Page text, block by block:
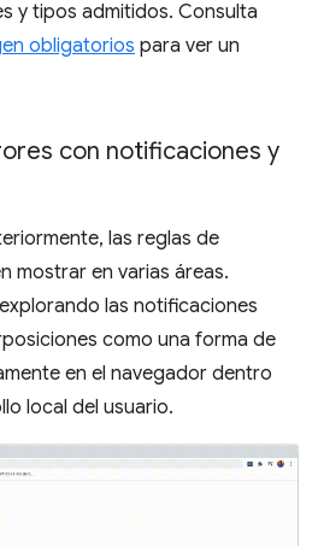
y tipos admitidos. Consulta
obligatorios para ver un
con notificaciones y
las reglas de
mostrar en varias áreas.
las notificaciones
como una forma de
en el navegador dentro
local del usuario.